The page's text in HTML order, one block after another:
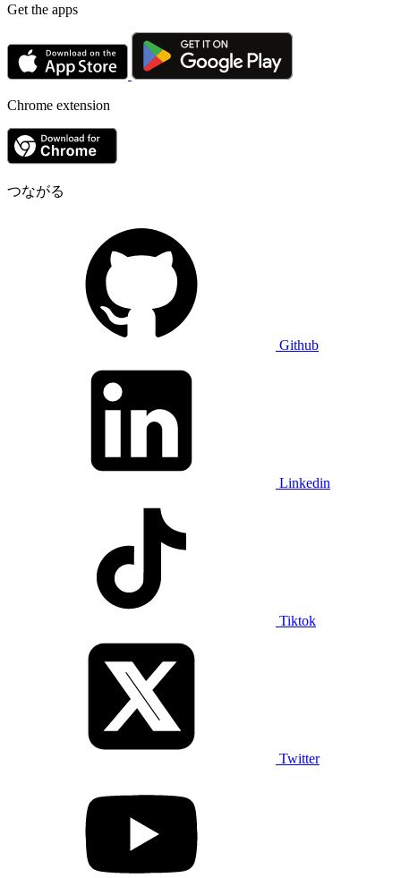
Get the apps
Chrome extension
つながる
Github
Linkedin
Tiktok
Twitter